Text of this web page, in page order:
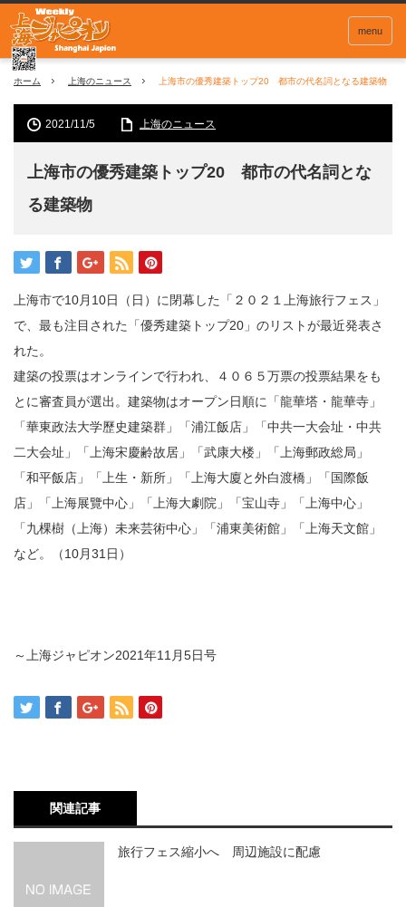
menu
ホーム 上海のニュース 上海市の優秀建築トップ20 都市の代名詞となる建築物
2021/11/5 上海のニュース
上海市の優秀建築トップ20 都市の代名詞とな
る建築物
上海市で10月10日（日）に閉幕した「２０２１上海旅行フェス」
で、最も注目された「優秀建築トップ20」のリストが最近発表さ
れた。
建築の投票はオンラインで行われ、４０６５万票の投票結果をも
とに審査員が選出。建築物はオープン日順に「龍華塔・龍華寺」
「華東政法大学歷史建築群」「浦江飯店」「中共一大会址・中共
二大会址」「上海宋慶齢故居」「武康大楼」「上海郵政総局」
「和平飯店」「上生・新所」「上海大廈と外白渡橋」「国際飯
店」「上海展覽中心」「上海大劇院」「宝山寺」「上海中心」
「九棵樹（上海）未来芸術中心」「浦東美術館」「上海天文館」
など。（10月31日）
～上海ジャピオン2021年11月5日号
関連記事
旅行フェス縮小へ 周辺施設に配慮